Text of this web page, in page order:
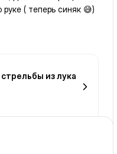
( теперь синяк 😅)
стрельбы из лука